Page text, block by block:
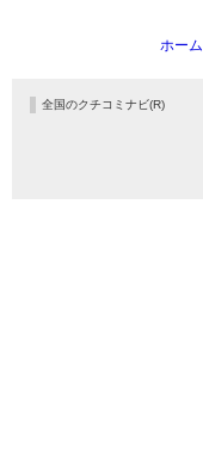
ホーム
全国のクチコミナビ(R)